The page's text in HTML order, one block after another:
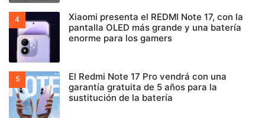
Xiaomi presenta el REDMI Note 17, con la
pantalla OLED más grande y una batería
enorme para los gamers
El Redmi Note 17 Pro vendrá con una
garantía gratuita de 5 años para la
sustitución de la batería